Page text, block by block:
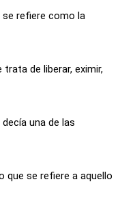
se refiere como la
de liberar, eximir,
una de las
que se refiere a aquello